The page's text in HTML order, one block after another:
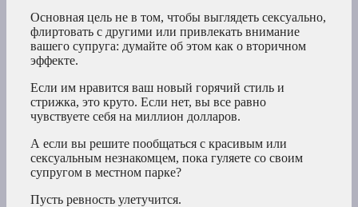
Основная цель не в том, чтобы выглядеть сексуально,
флиртовать с другими или привлекать внимание
вашего супруга: думайте об этом как о вторичном
эффекте.
Если им нравится ваш новый горячий стиль и
стрижка, это круто. Если нет, вы все равно
чувствуете себя на миллион долларов.
А если вы решите пообщаться с красивым или
сексуальным незнакомцем, пока гуляете со своим
супругом в местном парке?
Пусть ревность улетучится.